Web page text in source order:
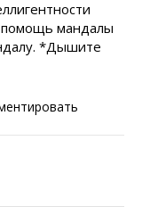
мандалы
*Дышите